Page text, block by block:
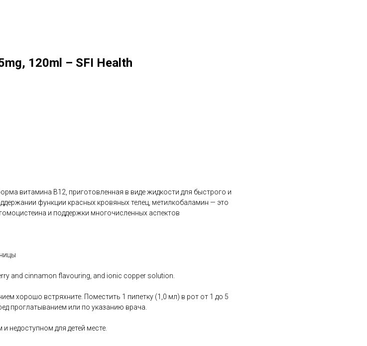
120ml – SFI Health
витамина B12, приготовленная в виде жидкости для быстрого и
функции красных кровяных телец, метилкобаламин — это
и поддержки многочисленных аспектов
and cinnamon flavouring, and ionic copper solution.
хорошо встряхните. Поместить 1 пипетку (1,0 мл) в рот от 1 до 5
проглатыванием или по указанию врача.
недоступном для детей месте.